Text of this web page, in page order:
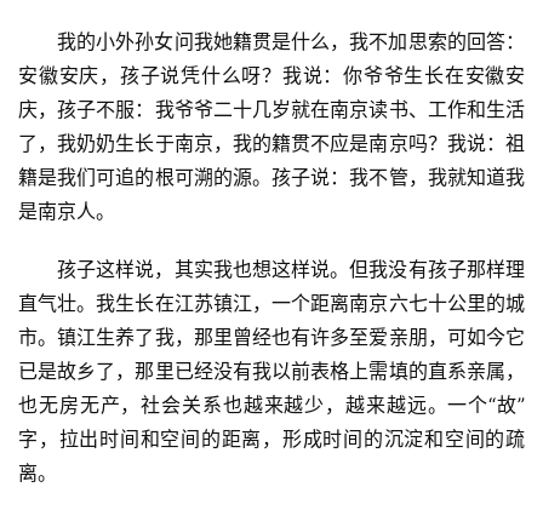
我的小外孙女问我她籍贯是什么，我不加思索的回答：
安徽安庆，孩子说凭什么呀？我说：你爷爷生长在安徽安
庆，孩子不服：我爷爷二十几岁就在南京读书、工作和生活
了，我奶奶生长于南京，我的籍贯不应是南京吗？我说：祖
籍是我们可追的根可溯的源。孩子说：我不管，我就知道我
是南京人。
孩子这样说，其实我也想这样说。但我没有孩子那样理
直气壮。我生长在江苏镇江，一个距离南京六七十公里的城
市。镇江生养了我，那里曾经也有许多至爱亲朋，可如今它
已是故乡了，那里已经没有我以前表格上需填的直系亲属，
也无房无产，社会关系也越来越少，越来越远。一个“故”
字，拉出时间和空间的距离，形成时间的沉淀和空间的疏
离。